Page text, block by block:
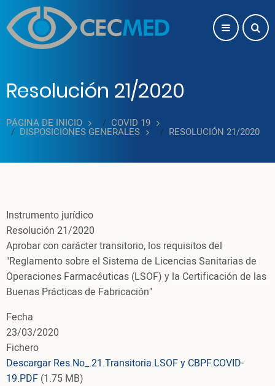
Pasar al contenido principal
Resolución 21/2020
PÁGINA DE INICIO COVID 19
DISPOSICIONES GENERALES RESOLUCIÓN 21/2020
Instrumento jurídico
Resolución 21/2020
Aprobar con carácter transitorio, los requisitos del
"Reglamento sobre el Sistema de Licencias Sanitarias de
Operaciones Farmacéuticas (LSOF) y la Certificación de las
Buenas Prácticas de Fabricación"
Fecha
23/03/2020
Fichero
Descargar Res.No_.21.Transitoria.LSOF y CBPF.COVID-
19.PDF (1.75 MB)